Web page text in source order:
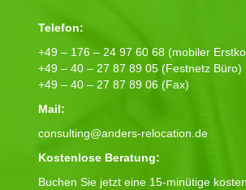
Telefon:
+49 – 176 – 24 97 60 68 (mobiler
+49 – 40 – 27 87 89 05 (Festnetz Büro)
+49 – 40 – 27 87 89 06 (Fax)
Mail:
consulting@anders-relocation.de
Kostenlose Beratung:
Buchen Sie jetzt eine 15-minütige